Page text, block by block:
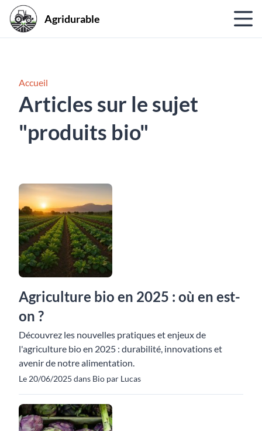
Agridurable
Accueil
Articles sur le sujet
"produits bio"
Agriculture bio en 2025 : où en est-
on ?
Découvrez les nouvelles pratiques et enjeux de
l'agriculture bio en 2025 : durabilité, innovations et
avenir de notre alimentation.
Le 20/06/2025 dans Bio par Lucas